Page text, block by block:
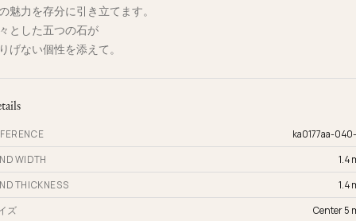
魅力を存分に引き立てます。
とした五つの石が
げない個性を添えて。
ka0177aa-
WIDTH 1.4
THICKNESS 1.4
ズ Center 5